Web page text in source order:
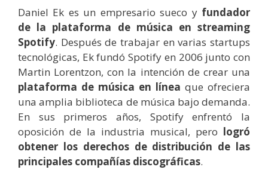
Daniel Ek es un empresario sueco y fundador
de la plataforma de música en streaming
Spotify. Después de trabajar en varias startups
tecnológicas, Ek fundó Spotify en 2006 junto con
Martin Lorentzon, con la intención de crear una
plataforma de música en línea que ofreciera
una amplia biblioteca de música bajo demanda.
En sus primeros años, Spotify enfrentó la
oposición de la industria musical, pero logró
obtener los derechos de distribución de las
principales compañías discográficas.